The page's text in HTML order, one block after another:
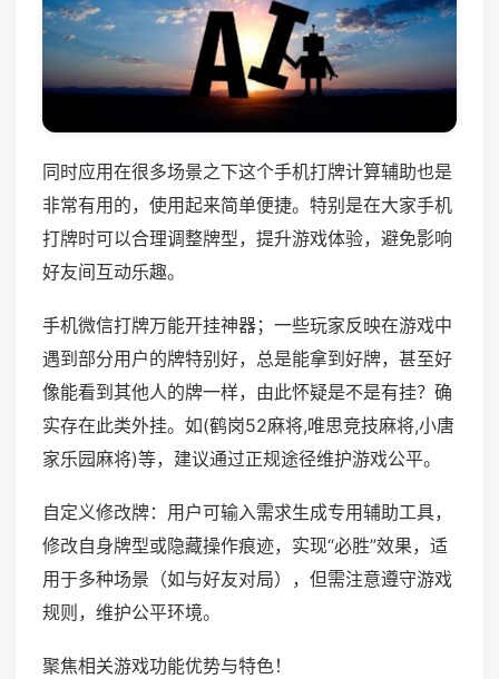
同时应用在很多场景之下这个手机打牌计算辅助也是
非常有用的，使用起来简单便捷。特别是在大家手机
打牌时可以合理调整牌型，提升游戏体验，避免影响
好友间互动乐趣。
手机微信打牌万能开挂神器；一些玩家反映在游戏中
遇到部分用户的牌特别好，总是能拿到好牌，甚至好
像能看到其他人的牌一样，由此怀疑是不是有挂？确
实存在此类外挂。如(鹤岗52麻将,唯思竞技麻将,小唐
家乐园麻将)等，建议通过正规途径维护游戏公平。
自定义修改牌：用户可输入需求生成专用辅助工具，
修改自身牌型或隐藏操作痕迹，实现“必胜”效果，适
用于多种场景（如与好友对局），但需注意遵守游戏
规则，维护公平环境。
聚焦相关游戏功能优势与特色！